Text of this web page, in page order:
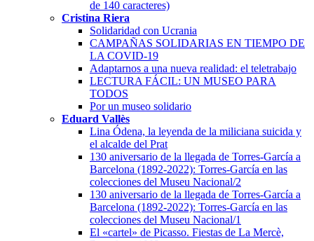
de 140 caracteres)
Cristina Riera
Solidaridad con Ucrania
CAMPAÑAS SOLIDARIAS EN TIEMPO DE
LA COVID-19
Adaptarnos a una nueva realidad: el teletrabajo
LECTURA FÁCIL: UN MUSEO PARA
TODOS
Por un museo solidario
Eduard Vallès
Lina Ódena, la leyenda de la miliciana suicida y
el alcalde del Prat
130 aniversario de la llegada de Torres-García a
Barcelona (1892-2022): Torres-García en las
colecciones del Museu Nacional/2
130 aniversario de la llegada de Torres-García a
Barcelona (1892-2022): Torres-García en las
colecciones del Museu Nacional/1
El «cartel» de Picasso. Fiestas de La Mercè,